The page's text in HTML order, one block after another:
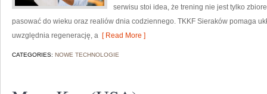
serwisu stoi idea, że trening nie jest tylko
pasować do wieku oraz realiów dnia codziennego. TKKF Sieraków pomaga
uwzględnia regenerację, a [ Read More ]
CATEGORIES: NOWE TECHNOLOGIE